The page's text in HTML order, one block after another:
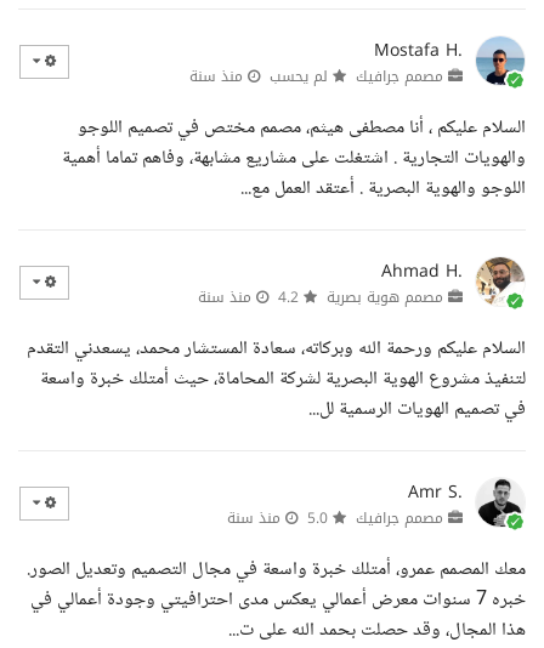
Mostafa H.
مصمم جرافيك لم يحسب منذ سنة
السلام عليكم ، أنا مصطفى هيثم، مصمم مختص في تصميم اللوجو
والهويات التجارية . اشتغلت على مشاريع مشابهة، وفاهم تماما أهمية
اللوجو والهوية البصرية . أعتقد العمل مع...
Ahmad H.
مصمم هوية بصرية منذ سنة
السلام عليكم ورحمة الله وبركاته، سعادة المستشار محمد، يسعدني التقدم
لتنفيذ مشروع الهوية البصرية لشركة المحاماة، حيث أمتلك خبرة واسعة
في تصميم الهويات الرسمية لل...
Amr S.
مصمم جرافيك منذ سنة
معك المصمم عمرو، أمتلك خبرة واسعة في مجال التصميم وتعديل الصور.
خبره 7 سنوات معرض أعمالي يعكس مدى احترافيتي وجودة أعمالي في
هذا المجال، وقد حصلت بحمد الله على ت...